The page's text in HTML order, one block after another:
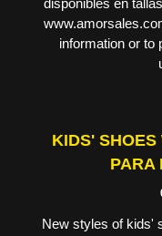
disponibles en
information or to
KIDS'
PARA
New styles of kids'